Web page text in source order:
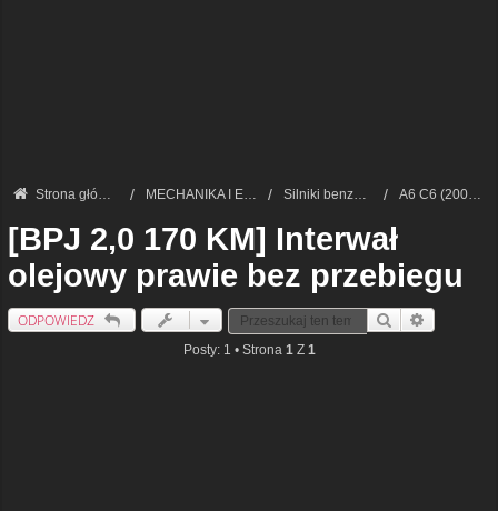
Strona główna MECHANIKA I ELEKTRONIKA — FORUM TECHNICZNE Silniki benzynowe i LPG A6 C6 (2004-2011)
[BPJ 2,0 170 KM] Interwał
olejowy prawie bez przebiegu
ODPOWIEDZ Szukaj
Posty: 1 • Strona 1 Z 1